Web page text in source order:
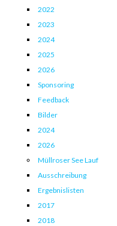
2022
2023
2024
2025
2026
Sponsoring
Feedback
Bilder
2024
2026
Müllroser See Lauf
Ausschreibung
Ergebnislisten
2017
2018